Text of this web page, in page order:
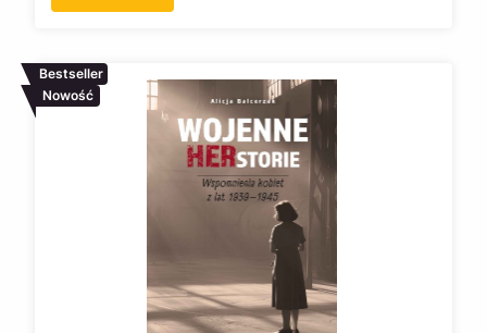
Bestseller
Nowość